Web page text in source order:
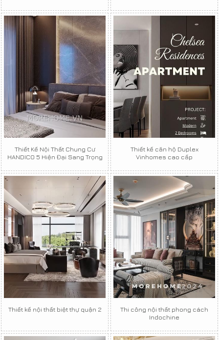
Thiết Kế Nội Thất Chung Cư
HANDICO 5 Hiện Đại Sang Trọng
Thiết kế căn hộ Duplex
Vinhomes cao cấp
Thiết kế nội thất biệt thự quận 2
Thi công nội thất phong cách
Indochine